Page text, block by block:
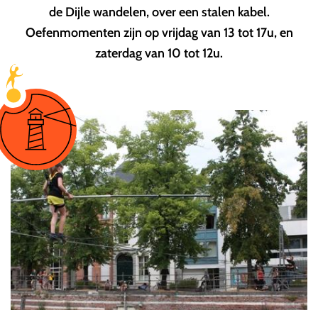
de Dijle wandelen, over een stalen kabel.
Oefenmomenten zijn op vrijdag van 13 tot 17u, en
zaterdag van 10 tot 12u.